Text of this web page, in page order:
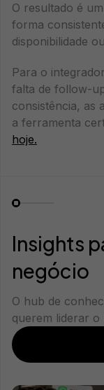
O resultado é
forma
disponibilidade
Para o
falta de follow-
consistência, as
a ferramenta
hoje.
Insights
negócio
O hub de
querem liderar o